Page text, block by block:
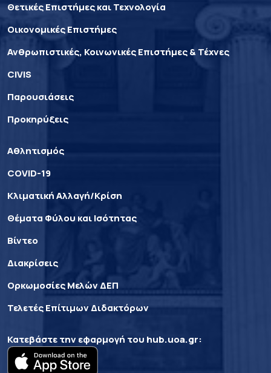
Θετικές Επιστήμες και Τεχνολογία
Οικονομικές Επιστήμες
Ανθρωπιστικές, Κοινωνικές Επιστήμες & Τέχνες
CIVIS
Παρουσιάσεις
Προκηρύξεις
Αθλητισμός
COVID-19
Κλιματική Αλλαγή/Κρίση
Θέματα Φύλου και Ισότητας
Βίντεο
Διακρίσεις
Ορκωμοσίες Μελών ΔΕΠ
Τελετές Επίτιμων Διδακτόρων
Κατεβάστε την εφαρμογή του hub.uoa.gr: